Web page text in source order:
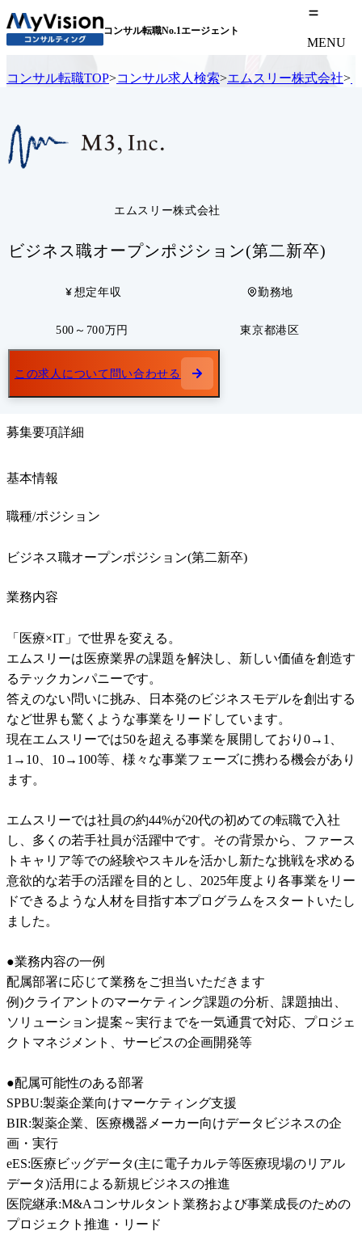
コンサル転職No.1エージェント
MENU
コンサル転職TOP>コンサル求人検索>エムスリー株式会社>
エムスリー株式会社
ビジネス職オープンポジション(第二新卒)
想定年収
500～700万円
勤務地
東京都港区
この求人について問い合わせる
募集要項詳細
基本情報
職種/ポジション
ビジネス職オープンポジション(第二新卒)
業務内容
「医療×IT」で世界を変える。
エムスリーは医療業界の課題を解決し、新しい価値を創造す
るテックカンパニーです。
答えのない問いに挑み、日本発のビジネスモデルを創出する
など世界も驚くような事業をリードしています。
現在エムスリーでは50を超える事業を展開しており0→1、
1→10、10→100等、様々な事業フェーズに携わる機会があり
ます。
エムスリーでは社員の約44%が20代の初めての転職で入社
し、多くの若手社員が活躍中です。その背景から、ファース
トキャリア等での経験やスキルを活かし新たな挑戦を求める
意欲的な若手の活躍を目的とし、2025年度より各事業をリー
ドできるような人材を目指す本プログラムをスタートいたし
ました。
●業務内容の一例
配属部署に応じて業務をご担当いただきます
例)クライアントのマーケティング課題の分析、課題抽出、
ソリューション提案～実行までを一気通貫で対応、プロジェ
クトマネジメント、サービスの企画開発等
●配属可能性のある部署
SPBU:製薬企業向けマーケティング支援
BIR:製薬企業、医療機器メーカー向けデータビジネスの企
画・実行
eES:医療ビッグデータ(主に電子カルテ等医療現場のリアル
データ)活用による新規ビジネスの推進
医院継承:M&Aコンサルタント業務および事業成長のための
プロジェクト推進・リード